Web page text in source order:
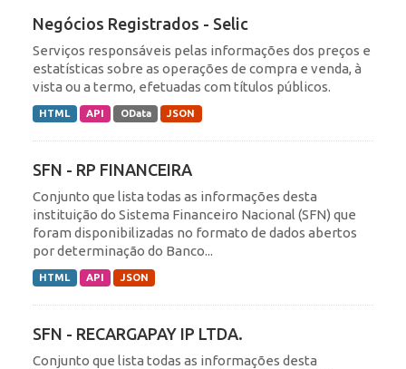
Negócios Registrados - Selic
Serviços responsáveis pelas informações dos preços e
estatísticas sobre as operações de compra e venda, à
vista ou a termo, efetuadas com títulos públicos.
HTML API OData JSON
SFN - RP FINANCEIRA
Conjunto que lista todas as informações desta
instituição do Sistema Financeiro Nacional (SFN) que
foram disponibilizadas no formato de dados abertos
por determinação do Banco...
HTML API JSON
SFN - RECARGAPAY IP LTDA.
Conjunto que lista todas as informações desta